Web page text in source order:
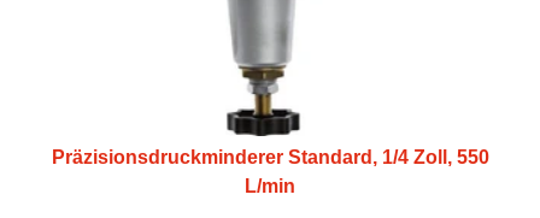
Präzisionsdruckminderer Standard, 1/4 Zoll, 550
L/min